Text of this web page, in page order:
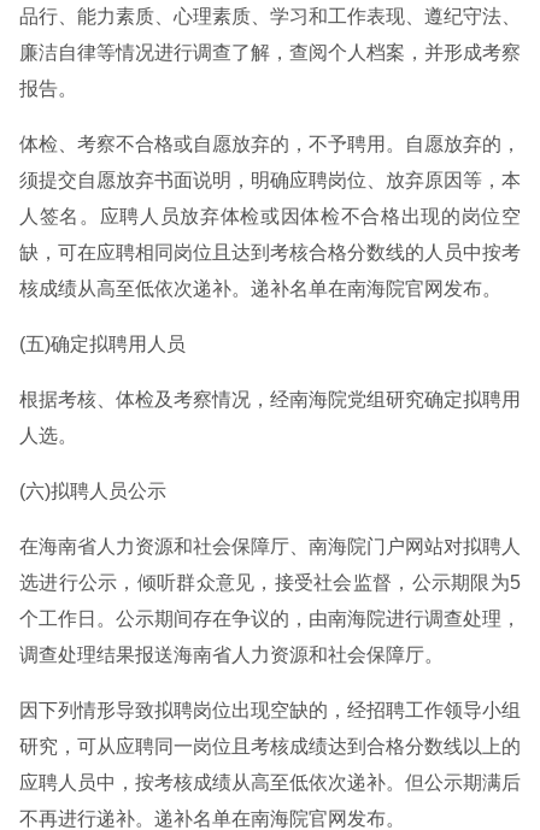
品行、能力素质、心理素质、学习和工作表现、遵纪守法、
廉洁自律等情况进行调查了解，查阅个人档案，并形成考察
报告。
体检、考察不合格或自愿放弃的，不予聘用。自愿放弃的，
须提交自愿放弃书面说明，明确应聘岗位、放弃原因等，本
人签名。应聘人员放弃体检或因体检不合格出现的岗位空
缺，可在应聘相同岗位且达到考核合格分数线的人员中按考
核成绩从高至低依次递补。递补名单在南海院官网发布。
(五)确定拟聘用人员
根据考核、体检及考察情况，经南海院党组研究确定拟聘用
人选。
(六)拟聘人员公示
在海南省人力资源和社会保障厅、南海院门户网站对拟聘人
选进行公示，倾听群众意见，接受社会监督，公示期限为5
个工作日。公示期间存在争议的，由南海院进行调查处理，
调查处理结果报送海南省人力资源和社会保障厅。
因下列情形导致拟聘岗位出现空缺的，经招聘工作领导小组
研究，可从应聘同一岗位且考核成绩达到合格分数线以上的
应聘人员中，按考核成绩从高至低依次递补。但公示期满后
不再进行递补。递补名单在南海院官网发布。